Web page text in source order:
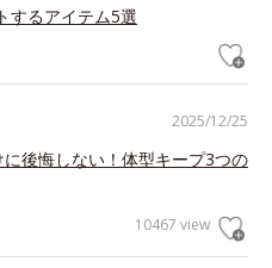
するアイテム5選
2025/12/25
後悔しない！体型キープ3つの
10467 view